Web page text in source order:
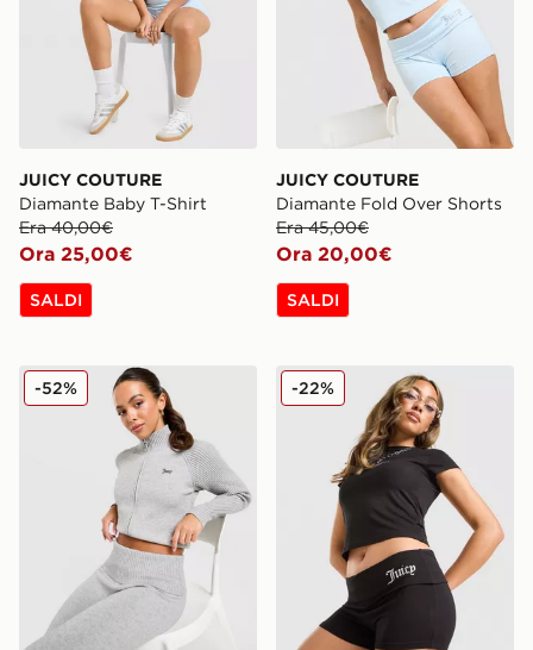
JUICY COUTURE
Diamante Baby T-Shirt
Era 40,00€
Ora 25,00€
SALDI
JUICY COUTURE
Diamante Fold Over Shorts
Era 45,00€
Ora 20,00€
SALDI
JUICY COUTURE Giacca della Tuta in Maglia
-52% JUICY COUTURE
-22%